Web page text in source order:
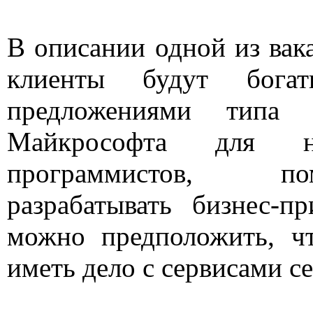
В описании одной из
клиенты будут
предложениями типа
Майкрософта для
программистов,
разрабатывать бизнес-
можно предположить,
иметь дело с сервисами